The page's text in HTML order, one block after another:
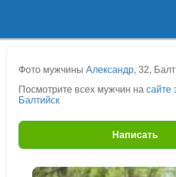
Фото мужчины Александр, 32,
Посмотрите всех мужчин на сайте
Балтийск
Написать